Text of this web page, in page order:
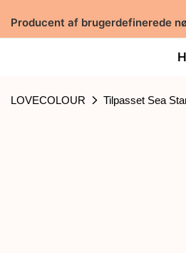
Producent af brugerdefinerede
LOVECOLOUR Tilpasset Sea